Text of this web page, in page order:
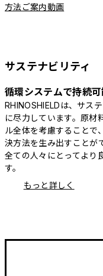
方法ご案内動画
サステナビリティ
循環システムで持続
RHINOSHIELDは、サス
に尽力しています。原材
ル全体を考慮することで
決方法を生み出すことが
全ての人々にとってより
す。
もっと詳しく